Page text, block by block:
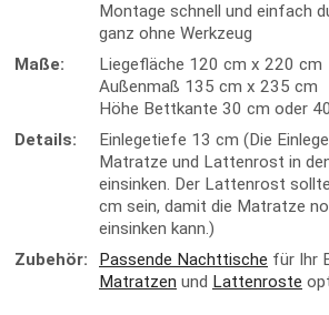
Montage schnell und einfach
ganz ohne Werkzeug
Maße:
Liegefläche 120 cm x 220 cm
Außenmaß 135 cm x 235 cm
Höhe Bettkante 30 cm oder
Details:
Einlegetiefe 13 cm (Die
Matratze und Lattenrost in
einsinken. Der Lattenrost
cm sein, damit die Matratze
einsinken kann.)
Zubehör:
Passende Nachttische für Ihr
Matratzen und Lattenroste